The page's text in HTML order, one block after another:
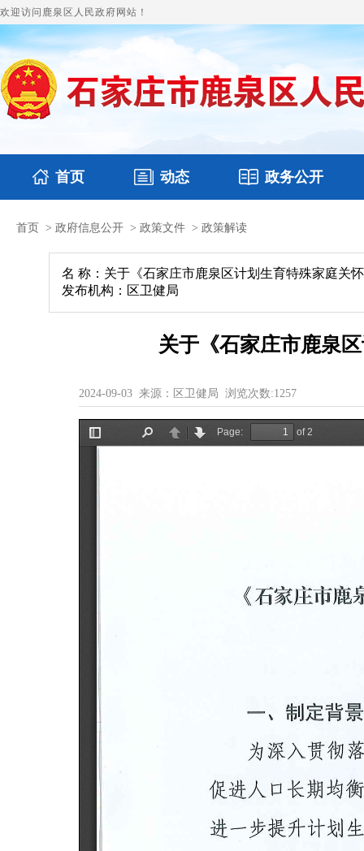
欢迎访问鹿泉区人民政府网站！
首页 动态
国务要闻 鹿泉要闻
政务公开
本区文件 财政预决算
首页 > 政府信息公开 > 政策文件 > 政策解读
名 称：关于《石家庄市鹿泉区计划生育特殊家庭关
发布机构：区卫健局
关于《石家庄市鹿泉
2024-09-03 来源：区卫健局 浏览次数:1257